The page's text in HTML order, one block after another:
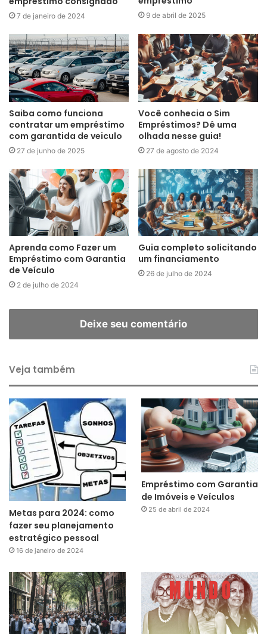
7 de janeiro de 2024 9 de abril de 2025
Saiba como funciona
contratar um empréstimo
com garantida de veiculo
27 de junho de 2025
Você conhecia o Sim
Empréstimos? Dê uma
olhada nesse guia!
27 de agosto de 2024
Aprenda como Fazer um
Empréstimo com Garantia
de Veículo
2 de julho de 2024
Guia completo solicitando
um financiamento
26 de julho de 2024
Deixe seu comentário
Veja também
Metas para 2024: como
fazer seu planejamento
estratégico pessoal
16 de janeiro de 2024
Empréstimo com Garantia
de Imóveis e Veículos
25 de abril de 2024